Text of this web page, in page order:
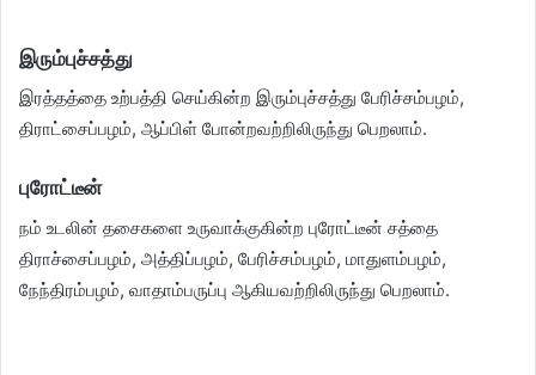
இரும்புச்சத்து
இரத்தத்தை உற்பத்தி செய்கின்ற இரும்புச்சத்து பேரிச்சம்பழம்,
திராட்சைப்பழம், ஆப்பிள் போன்றவற்றிலிருந்து பெறலாம்.
புரோட்டீன்
நம் உடலின் தசைகளை உருவாக்குகின்ற புரோட்டீன் சத்தை
திராச்சைப்பழம், அத்திப்பழம், பேரிச்சம்பழம், மாதுளம்பழம்,
நேந்திரம்பழம், வாதாம்பருப்பு ஆகியவற்றிலிருந்து பெறலாம்.